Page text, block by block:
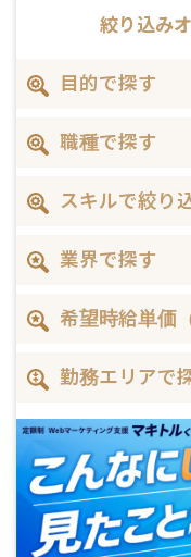
絞り込み
目的で探す
職種で探す
スキルで絞り
業界で探す
希望時給単価
勤務エリアで